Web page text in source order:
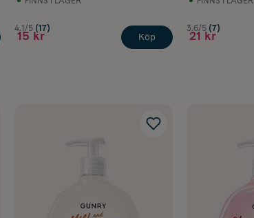
4.1/5 (17)
15 kr Köp
3.6/5 (7)
21 kr